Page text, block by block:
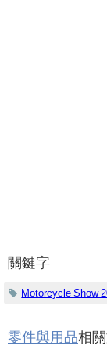
關鍵字
Motorcycle Show
零件與用品相